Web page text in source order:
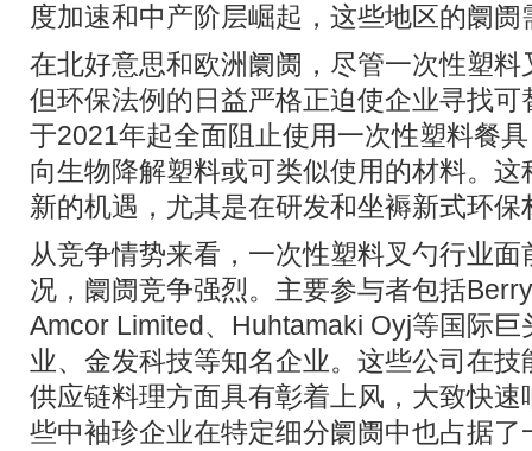
度加速和中产阶层崛起，这些地区的阛
在北好意思和欧洲阛阓，尽管一次性塑
但环保法例的日益严格正迫使企业寻找
于2021年起全面阻止使用一次性塑料餐
向生物降解塑料或可类似使用的材料。
新的机遇，尤其是在研发和坐褥新式环保
从竞争情势来看，一次性塑料叉勺行业
况，阛阓竞争强烈。主要参与者包括
Amcor Limited、Huhtamaki Oyj等国际
业、金发科技等知名企业。这些公司在
供应链料理方面具有彰着上风，大致快
些中袖珍企业在特定细分阛阓中也占据